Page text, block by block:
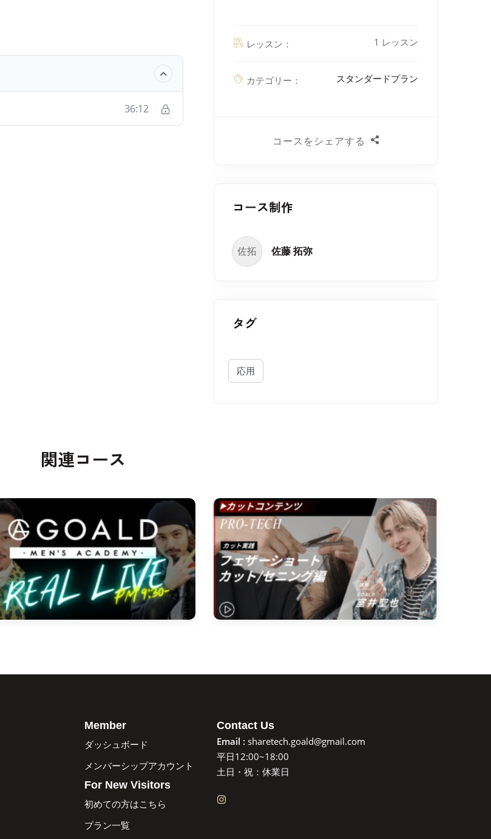
36:12
レッスン： 1 レッスン
カテゴリー： スタンダードプラン
コースをシェアする
コース制作
佐拓 佐藤 拓弥
タグ
応用
関連コース
Member
ダッシュボード
メンバーシップアカウント
For New Visitors
初めての方はこちら
プラン一覧
Contact Us
Email : sharetech.goald@gmail.com
平日12:00~18:00
土日・祝：休業日